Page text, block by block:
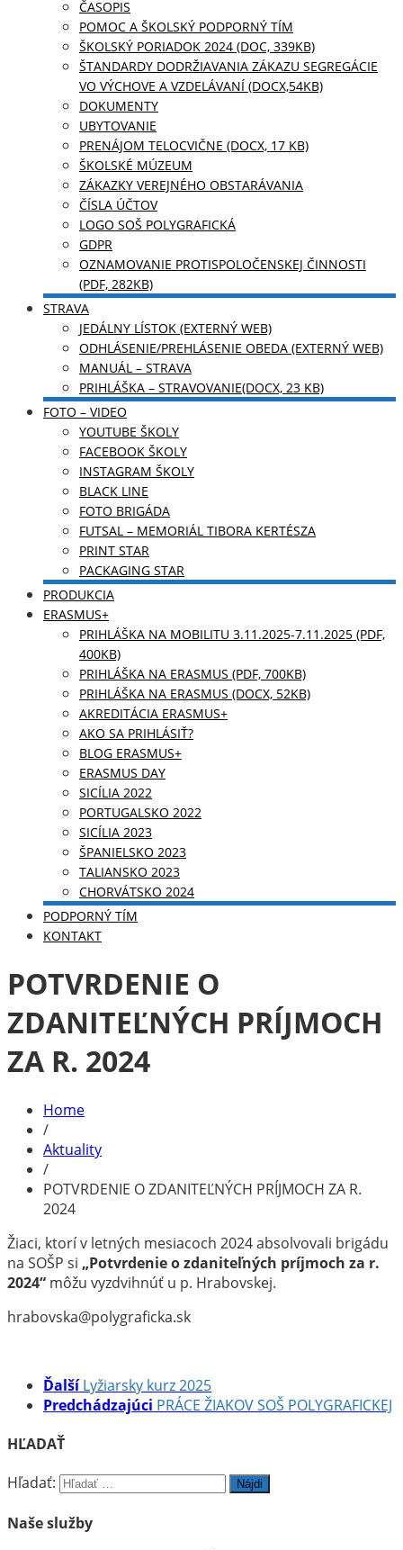
ČASOPIS
POMOC A ŠKOLSKÝ PODPORNÝ TÍM
ŠKOLSKÝ PORIADOK 2024 (DOC, 339KB)
ŠTANDARDY DODRŽIAVANIA ZÁKAZU SEGREGÁCIE
VO VÝCHOVE A VZDELÁVANÍ (DOCX,54KB)
DOKUMENTY
UBYTOVANIE
PRENÁJOM TELOCVIČNE (DOCX, 17 KB)
ŠKOLSKÉ MÚZEUM
ZÁKAZKY VEREJNÉHO OBSTARÁVANIA
ČÍSLA ÚČTOV
LOGO SOŠ POLYGRAFICKÁ
GDPR
OZNAMOVANIE PROTISPOLOČENSKEJ ČINNOSTI
(PDF, 282KB)
STRAVA
JEDÁLNY LÍSTOK (EXTERNÝ WEB)
ODHLÁSENIE/PREHLÁSENIE OBEDA (EXTERNÝ WEB)
MANUÁL – STRAVA
PRIHLÁŠKA – STRAVOVANIE(DOCX, 23 KB)
FOTO – VIDEO
YOUTUBE ŠKOLY
FACEBOOK ŠKOLY
INSTAGRAM ŠKOLY
BLACK LINE
FOTO BRIGÁDA
FUTSAL – MEMORIÁL TIBORA KERTÉSZA
PRINT STAR
PACKAGING STAR
PRODUKCIA
ERASMUS+
PRIHLÁŠKA NA MOBILITU 3.11.2025-7.11.2025 (PDF,
400KB)
PRIHLÁŠKA NA ERASMUS (PDF, 700KB)
PRIHLÁŠKA NA ERASMUS (DOCX, 52KB)
AKREDITÁCIA ERASMUS+
AKO SA PRIHLÁSIŤ?
BLOG ERASMUS+
ERASMUS DAY
SICÍLIA 2022
PORTUGALSKO 2022
SICÍLIA 2023
ŠPANIELSKO 2023
TALIANSKO 2023
CHORVÁTSKO 2024
PODPORNÝ TÍM
KONTAKT
POTVRDENIE O
ZDANITEĽNÝCH PRÍJMOCH
ZA R. 2024
Home
/
Aktuality
/
POTVRDENIE O ZDANITEĽNÝCH PRÍJMOCH ZA R.
2024
Žiaci, ktorí v letných mesiacoch 2024 absolvovali brigádu
na SOŠP si „Potvrdenie o zdaniteľných príjmoch za r.
2024“ môžu vyzdvihnúť u p. Hrabovskej.
hrabovska@polygraficka.sk
Ďalší Lyžiarsky kurz 2025
Predchádzajúci PRÁCE ŽIAKOV SOŠ POLYGRAFICKEJ
HĽADAŤ
Hľadať:
Naše služby